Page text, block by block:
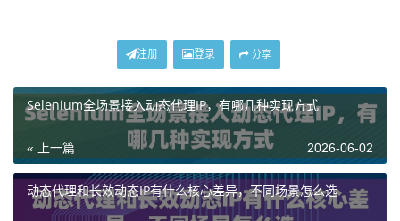
蔽性和成功率。
如何配置请求行为模拟以提升采集成功率
仅仅使用代理IP还不够，合理的请求行为配置是决定采
集成功与否的另一半因素。配置的核心目标是让每一次
通过代理IP发出的请求，都尽可能模拟人类用户或合规
客户端的正常行为模式。
注册 登录 分享
Selenium全场景接入动态代理IP，有哪几种实现方式
« 上一篇 2026-06-02
动态代理和长效动态IP有什么核心差异，不同场景怎么选